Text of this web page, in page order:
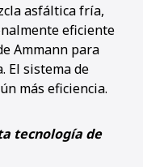
asfáltica fría,
eficiente
Ammann para
El sistema de
más eficiencia.
tecnología de